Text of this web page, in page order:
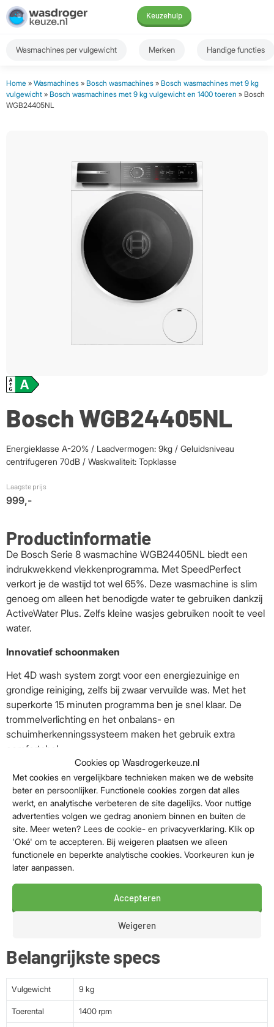
Cookies op Wasdrogerkeuze.nl
Met cookies en vergelijkbare technieken maken we de website
beter en persoonlijker. Functionele cookies zorgen dat alles
werkt, en analytische verbeteren de site dagelijks. Voor nuttige
advertenties volgen we gedrag anoniem binnen en buiten de
site. Meer weten? Lees de cookie- en privacyverklaring. Klik op
'Oké' om te accepteren. Bij weigeren plaatsen we alleen
functionele en beperkte analytische cookies. Voorkeuren kun je
later aanpassen.
Accepteren
Weigeren
Keuzehulp
Wasmachines per vulgewicht Merken Handige functies
Home » Wasmachines » Bosch wasmachines » Bosch wasmachines met 9 kg
vulgewicht » Bosch wasmachines met 9 kg vulgewicht en 1400 toeren » Bosch
WGB24405NL
Bosch WGB24405NL
Energieklasse A-20% / Laadvermogen: 9kg / Geluidsniveau
centrifugeren 70dB / Waskwaliteit: Topklasse
Laagste prijs
999,-
Productinformatie
De Bosch Serie 8 wasmachine WGB24405NL biedt een
indrukwekkend vlekkenprogramma. Met SpeedPerfect
verkort je de wastijd tot wel 65%. Deze wasmachine is slim
genoeg om alleen het benodigde water te gebruiken dankzij
ActiveWater Plus. Zelfs kleine wasjes gebruiken nooit te veel
water.
Innovatief schoonmaken
Het 4D wash system zorgt voor een energiezuinige en
grondige reiniging, zelfs bij zwaar vervuilde was. Met het
superkorte 15 minuten programma ben je snel klaar. De
trommelverlichting en het onbalans- en
schuimherkenningssysteem maken het gebruik extra
comfortabel.
Veilig en gebruiksvriendelijk
Kies aan het einde van de wascyclus voor een
trommelreinigingsprogramma. De wasmachine is uitgerust
met waterbeveiliging aan de toevoerslang en heeft een
lekbak met aquastop. Het moderne Direct Touch
bedieningspaneel geeft de wasmachine een stijlvolle
uitstraling.
Met Home Connect bedien je de wasmachine eenvoudig via
een app. Dit maakt het wassen nog makkelijker en flexibeler.
Belangrijkste specs
Vulgewicht 9 kg
Toerental 1400 rpm